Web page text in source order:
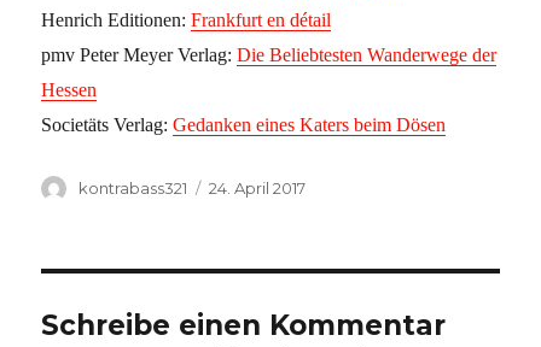
Henrich Editionen:Frankfurt en détail
pmv Peter Meyer Verlag:Die Beliebtesten Wanderwege der
Hessen
Societäts Verlag:Gedanken eines Katers beim Dösen
Autor
kontrabass321
Veröffentlicht
24. April 2017
Schreibe einen Kommentar